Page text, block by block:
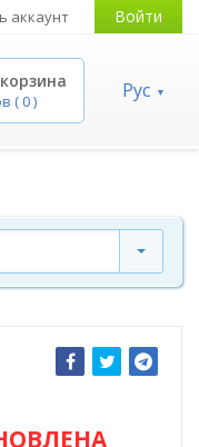
аккаунт Войти
(0) Рус